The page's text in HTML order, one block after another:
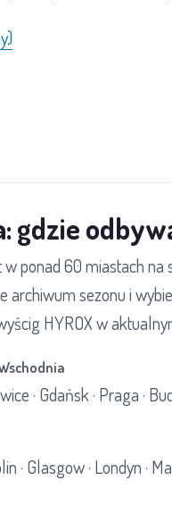
gdzie
ponad 60 miastach
archiwum sezonu i
HYROX w
· Gdańsk · Praga ·
· Glasgow · Londyn ·